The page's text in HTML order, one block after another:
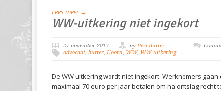
Lees meer →
WW-uitkering niet ingekort
27 november 2015 by Bert Butter
advocaat, butter, Hoorn, WW, WW-uitkering
De WW-uitkering wordt niet ingekort. Werknemers
maximaal 70 euro per jaar betalen om na ontslag recht